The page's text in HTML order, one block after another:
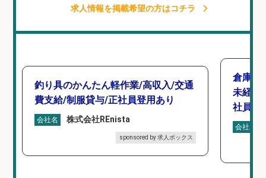
求人情報を掲載希望の方はコチラ
釣り具のかんたん軽作業/高収入/交通
費支給/制服貸与/正社員登用あり
会社名 株式会社REnista
sponsored by 求人ボックス
倉庫で
未経験
社員登
会社名